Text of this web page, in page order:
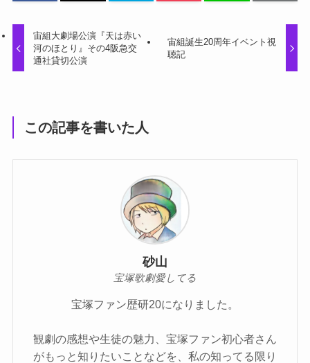
宙組大劇場公演『天は赤い
河のほとり』その4阪急交
通社貸切公演
宙組誕生20周年イベント視
聴記
この記事を書いた人
砂山
宝塚歌劇愛してる
宝塚ファン歴研20になりました。
観劇の感想や生徒の魅力、宝塚ファン初心者さん
がもっと知りたいことなどを、私の知ってる限り